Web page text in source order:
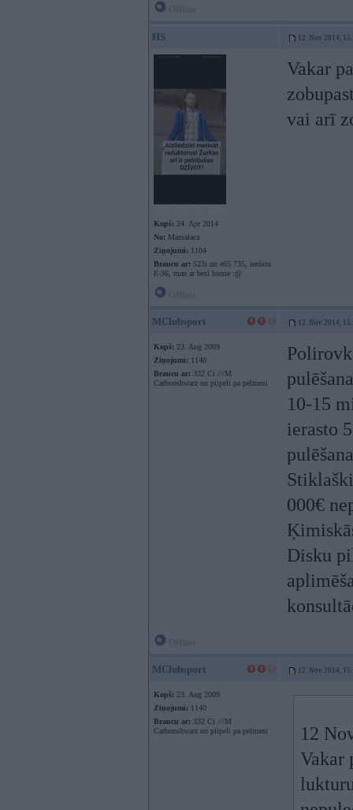
HS 12. Nov 2014,
Kopš: 24. Apr 2014
No: Mazsalaca
Ziņojumi: 1104
Braucu ar: 523i un e65 735, ienīstu
E-36, man ar besī biezie :@
Vakar
vai arī
MClubsport 12. Nov 2014,
Kopš: 23. Aug 2009
Ziņojumi: 1140
Braucu ar: 332 Ci ///M
Carbonshwarz un piipeli pa pelmeni
10-15
ierasto
000€
Disku
MClubsport 12. Nov 2014,
Kopš: 23. Aug 2009
Ziņojumi: 1140
Braucu ar: 332 Ci ///M
Carbonshwarz un piipeli pa pelmeni
12
Vakar